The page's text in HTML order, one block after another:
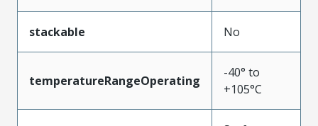
stackable No
temperatureRangeOperating
-40° to
+105°C